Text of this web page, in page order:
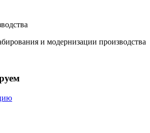
и модернизации производства